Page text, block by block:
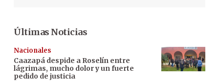
Últimas Noticias
Nacionales
Caazapá despide a Roselín entre
lágrimas, mucho dolor y un fuerte
pedido de justicia